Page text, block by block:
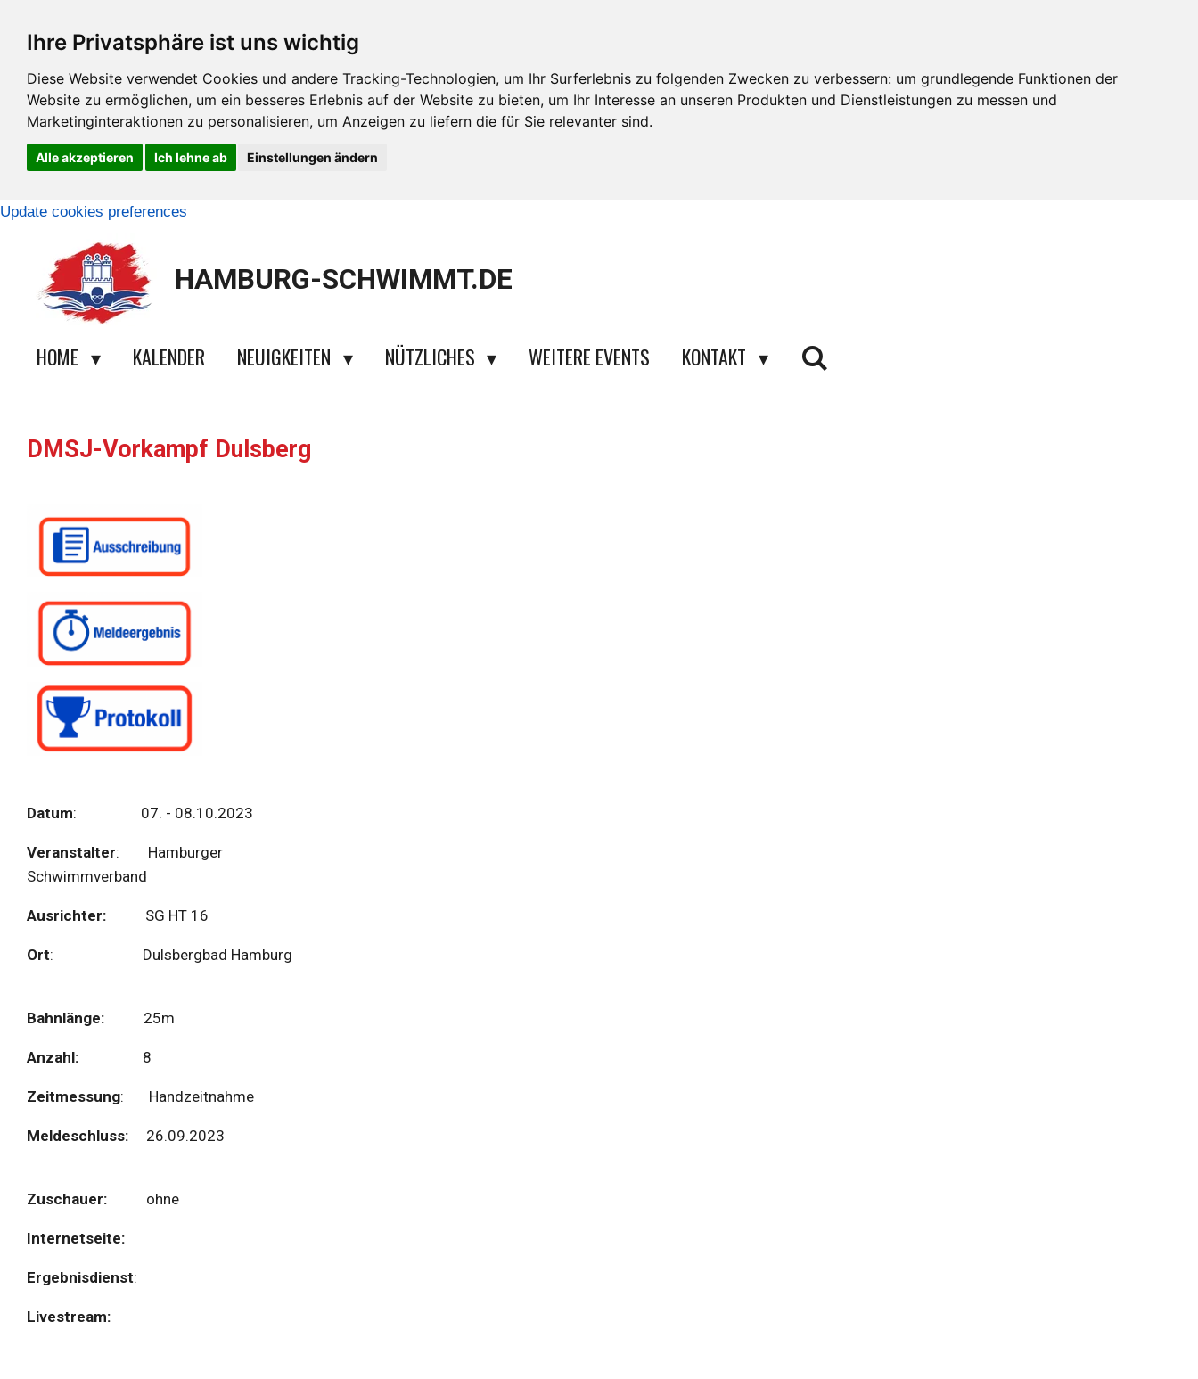
Ihre Privatsphäre ist uns wichtig
Diese Website verwendet Cookies und andere Tracking-Technologien, um Ihr Surferlebnis zu folgenden Zwecken zu verbessern: um grundlegende Funktionen der
Website zu ermöglichen, um ein besseres Erlebnis auf der Website zu bieten, um Ihr Interesse an unseren Produkten und Dienstleistungen zu messen und
Marketinginteraktionen zu personalisieren, um Anzeigen zu liefern die für Sie relevanter sind.
Alle akzeptieren Ich lehne ab Einstellungen ändern
Update cookies preferences
Hauptinhalt
HAMBURG-SCHWIMMT.DE
HOME KALENDER NEUIGKEITEN NÜTZLICHES WEITERE EVENTS KONTAKT
DMSJ-Vorkampf Dulsberg
Datum: 07. - 08.10.2023
Veranstalter: Hamburger
Schwimmverband
Ausrichter: SG HT 16
Ort: Dulsbergbad Hamburg
Bahnlänge: 25m
Anzahl: 8
Zeitmessung: Handzeitnahme
Meldeschluss: 26.09.2023
Zuschauer: ohne
Internetseite:
Ergebnisdienst:
Livestream: